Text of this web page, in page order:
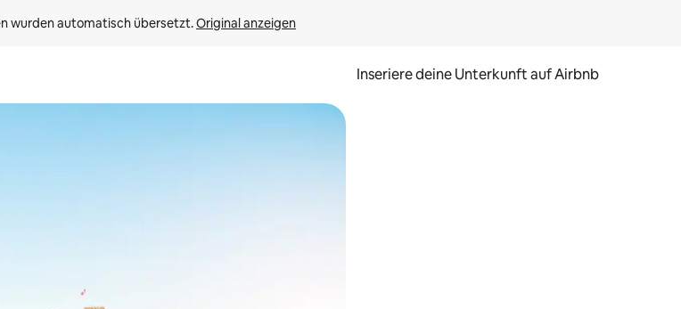
wurden automatisch übersetzt. Original anzeigen
Inseriere deine Unterkunft auf Airbnb